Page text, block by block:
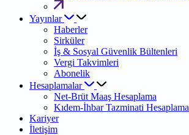
Yayınlar
Haberler
Sirküler
İş & Sosyal Güvenlik Bültenleri
Vergi Takvimleri
Abonelik
Hesaplamalar
Net-Brüt Maaş Hesaplama
Kıdem-İhbar Tazminati Hesaplama
Kariyer
İletişim